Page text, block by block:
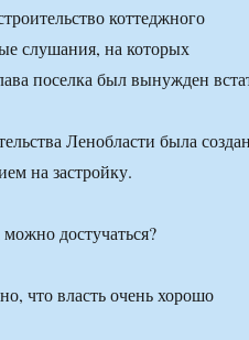
коттеджного
слушания, на которых
поселка был вынужден
Ленобласти была
на застройку.
достучаться?
что власть очень хорошо